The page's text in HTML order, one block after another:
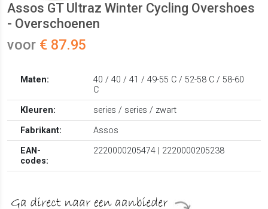
Assos GT Ultraz Winter Cycling Overshoes
- Overschoenen
voor € 87.95
Maten:
40 / 40 / 41 / 49-55 C / 52-58 C / 58-60
C
Kleuren:
series / series / zwart
Fabrikant:
Assos
EAN-
codes:
2220000205474 | 2220000205238